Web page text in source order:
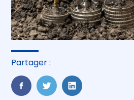
Partager :
FaceBook
TwitterLinkedIn